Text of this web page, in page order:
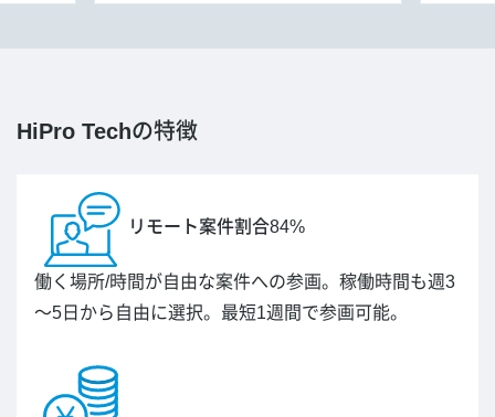
HiPro Techの特徴
リモート案件割合84%
働く場所/時間が自由な案件への参画。稼働時間も週3
～5日から自由に選択。最短1週間で参画可能。